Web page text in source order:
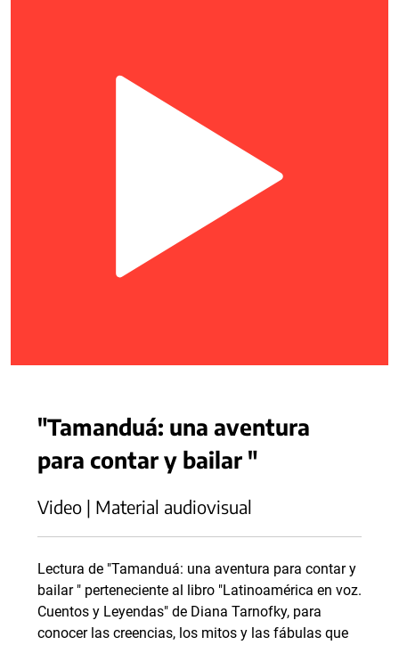
"Tamanduá: una aventura
para contar y bailar "
Video | Material audiovisual
Lectura de "Tamanduá: una aventura para contar y
bailar " perteneciente al libro "Latinoamérica en voz.
Cuentos y Leyendas" de Diana Tarnofky, para
conocer las creencias, los mitos y las fábulas que